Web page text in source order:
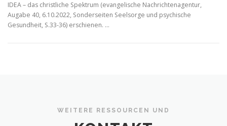
IDEA – das christliche Spektrum (evangelische Nachrichtenagentur,
Augabe 40, 6.10.2022, Sonderseiten Seelsorge und psychische
Gesundheit, S.33-36) erschienen. …
WEITERE RESSOURCEN UND